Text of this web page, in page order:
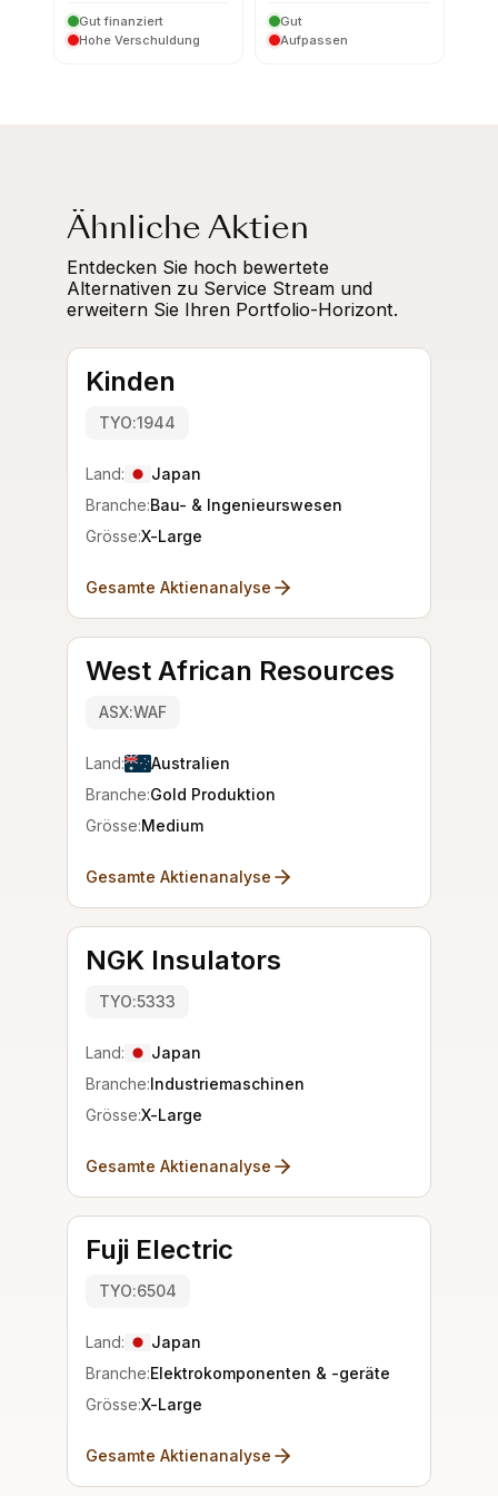
Gut finanziert
Hohe Verschuldung
Gut
Aufpassen
Ähnliche Aktien
Entdecken Sie hoch bewertete
Alternativen zu Service Stream und
erweitern Sie Ihren Portfolio-Horizont.
Kinden
TYO:1944
Land:
Japan
Branche:Bau- & Ingenieurswesen
Grösse:X-Large
Gesamte Aktienanalyse
West African Resources
ASX:WAF
Land:
Australien
Branche:Gold Produktion
Grösse:Medium
Gesamte Aktienanalyse
NGK Insulators
TYO:5333
Land:
Japan
Branche:Industriemaschinen
Grösse:X-Large
Gesamte Aktienanalyse
Fuji Electric
TYO:6504
Land:
Japan
Branche:Elektrokomponenten & -geräte
Grösse:X-Large
Gesamte Aktienanalyse